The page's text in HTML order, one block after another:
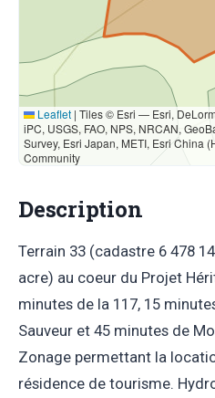
Leaflet | Tiles © Esri — Esri,
iPC, USGS, FAO, NPS, NRCAN,
Survey, Esri Japan, METI, Esri China
Community
Description
Terrain 33 (cadastre 6 478
acre) au coeur du Projet
minutes de la 117, 15
Sauveur et 45 minutes de
Zonage permettant la
résidence de tourisme.